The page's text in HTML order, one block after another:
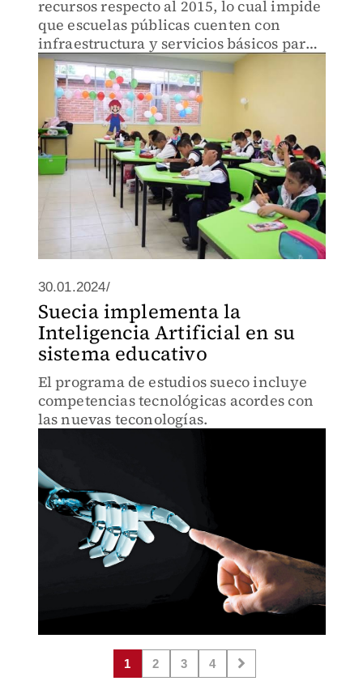
recursos respecto al 2015, lo cual impide
que escuelas públicas cuenten con
infraestructura y servicios básicos para
que los estudiantes puedan aprender en
óptimas condiciones.
30.01.2024/
Suecia implementa la
Inteligencia Artificial en su
sistema educativo
El programa de estudios sueco incluye
competencias tecnológicas acordes con
las nuevas teconologías.
1 2 3 4